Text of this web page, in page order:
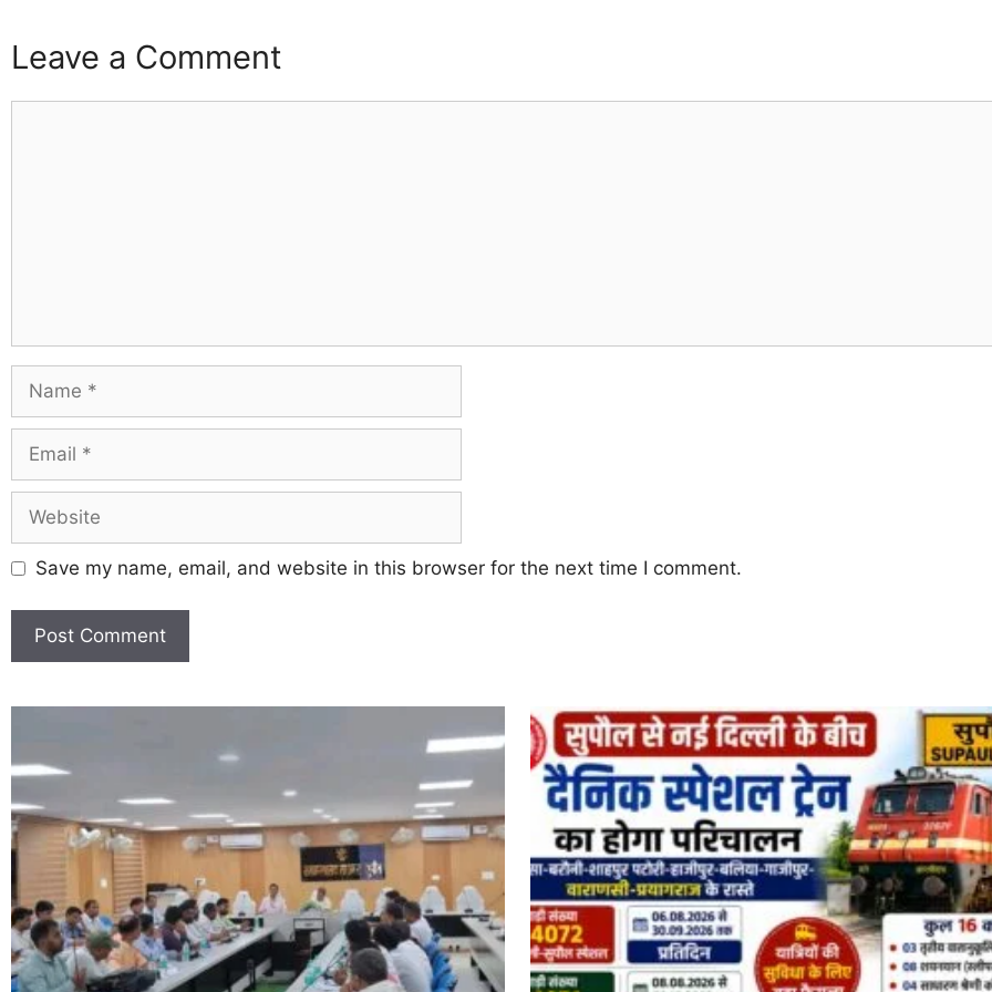
Leave a Comment
Save my name, email, and website in this browser for the next time I comment.